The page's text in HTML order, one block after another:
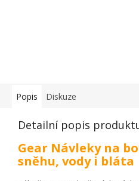
Popis Diskuze
Detailní popis
Gear Návleky na
sněhu, vody i bláta